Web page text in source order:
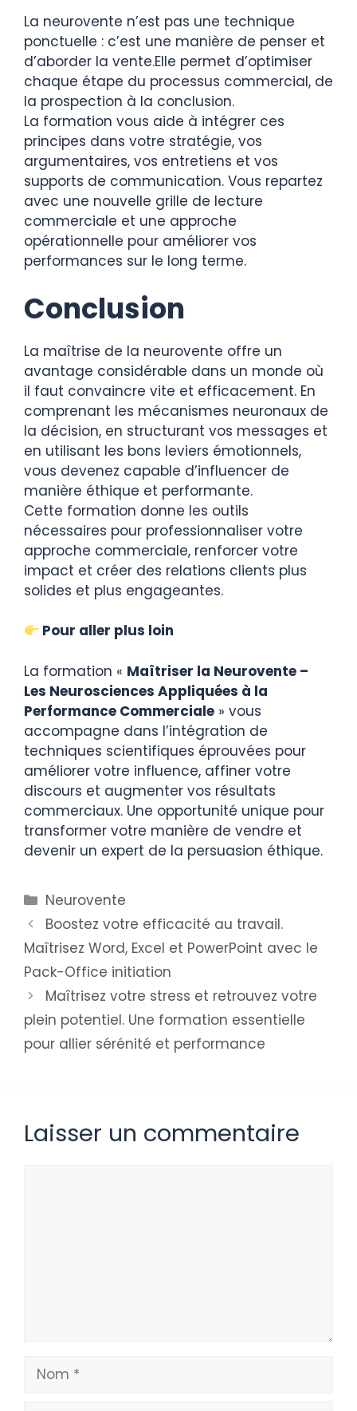
La neurovente n’est pas une technique
ponctuelle : c’est une manière de penser et
d’aborder la vente.Elle permet d’optimiser
chaque étape du processus commercial, de
la prospection à la conclusion.
La formation vous aide à intégrer ces
principes dans votre stratégie, vos
argumentaires, vos entretiens et vos
supports de communication. Vous repartez
avec une nouvelle grille de lecture
commerciale et une approche
opérationnelle pour améliorer vos
performances sur le long terme.
Conclusion
La maîtrise de la neurovente offre un
avantage considérable dans un monde où
il faut convaincre vite et efficacement. En
comprenant les mécanismes neuronaux de
la décision, en structurant vos messages et
en utilisant les bons leviers émotionnels,
vous devenez capable d’influencer de
manière éthique et performante.
Cette formation donne les outils
nécessaires pour professionnaliser votre
approche commerciale, renforcer votre
impact et créer des relations clients plus
solides et plus engageantes.
Pour aller plus loin
La formation « Maîtriser la Neurovente –
Les Neurosciences Appliquées à la
Performance Commerciale » vous
accompagne dans l’intégration de
techniques scientifiques éprouvées pour
améliorer votre influence, affiner votre
discours et augmenter vos résultats
commerciaux. Une opportunité unique pour
transformer votre manière de vendre et
devenir un expert de la persuasion éthique.
Neurovente
Boostez votre efficacité au travail.
Maîtrisez Word, Excel et PowerPoint avec le
Pack-Office initiation
Maîtrisez votre stress et retrouvez votre
plein potentiel. Une formation essentielle
pour allier sérénité et performance
Laisser un commentaire